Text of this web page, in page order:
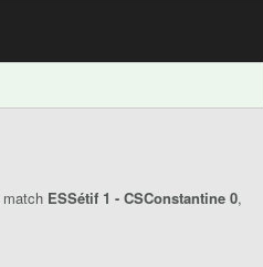
ESSétif 1 - CSConstantine 0,